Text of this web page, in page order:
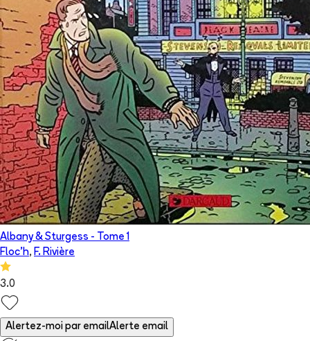
Albany & Sturgess - Tome 1
Floc'h, F. Rivière
3.0
Alertez-moi par emailAlerte email